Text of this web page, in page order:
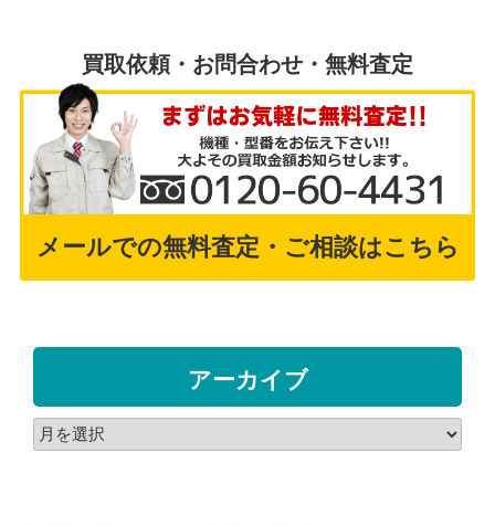
買取依頼・お問合わせ・無料査定
メールでの無料査定・ご相談はこちら
アーカイブ